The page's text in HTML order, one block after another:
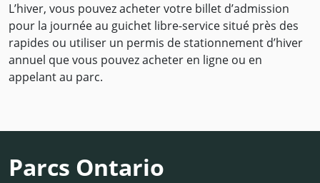
L’hiver, vous pouvez acheter votre billet d’admission
pour la journée au guichet libre-service situé près des
rapides ou utiliser un permis de stationnement d’hiver
annuel que vous pouvez acheter en ligne ou en
appelant au parc.
Parcs Ontario